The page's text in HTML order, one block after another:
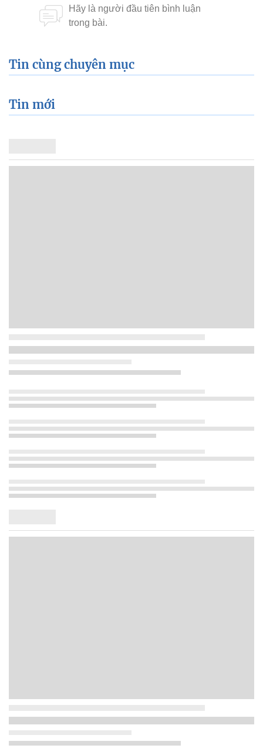
Tin cùng chuyên mục
Tin mới